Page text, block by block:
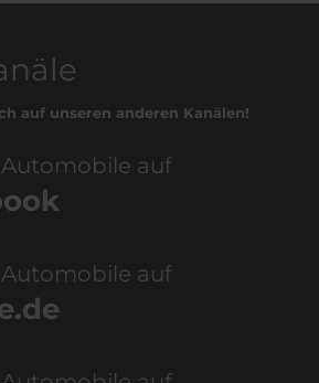
auf unseren anderen Kanälen!
auf
auf